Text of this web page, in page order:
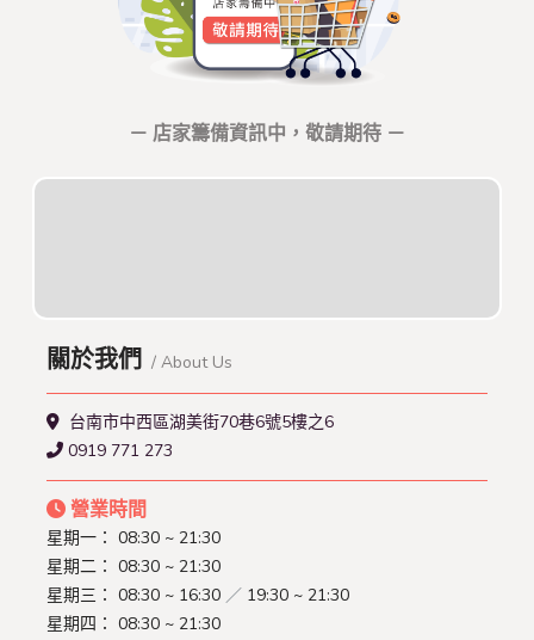
－ 店家籌備資訊中，敬請期待 －
關於我們 / About Us
台南市中西區湖美街70巷6號5樓之6
0919 771 273
營業時間
星期一： 08:30 ~ 21:30
星期二： 08:30 ~ 21:30
星期三： 08:30 ~ 16:30 ／ 19:30 ~ 21:30
星期四： 08:30 ~ 21:30